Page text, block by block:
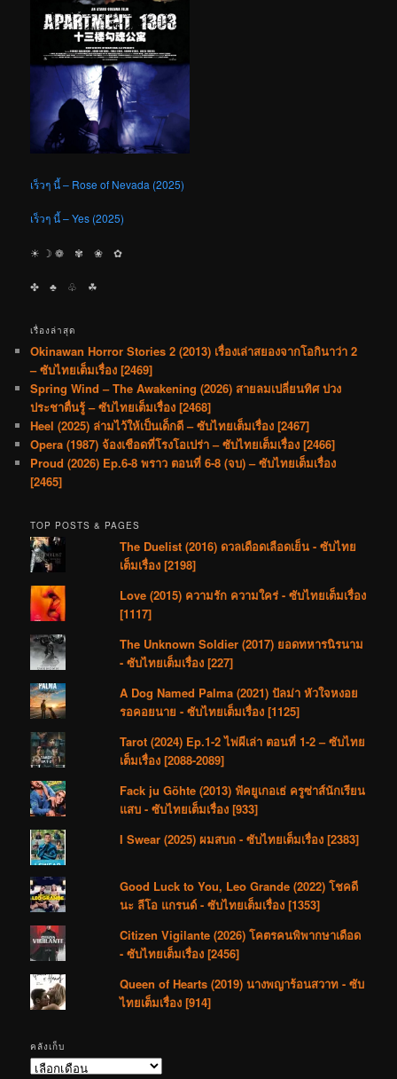
เร็วๆ นี้ – Rose of Nevada (2025)
เร็วๆ นี้ – Yes (2025)
☀︎ ☽ ❁ ✾ ❀ ✿
✤ ♣︎ ♧ ☘︎
เรื่องล่าสุด
Okinawan Horror Stories 2 (2013) เรื่องเล่าสยองจากโอกินาว่า 2
– ซับไทยเต็มเรื่อง [2469]
Spring Wind – The Awakening (2026) สายลมเปลี่ยนทิศ ปวง
ประชาตื่นรู้ – ซับไทยเต็มเรื่อง [2468]
Heel (2025) ล่ามไว้ให้เป็นเด็กดี – ซับไทยเต็มเรื่อง [2467]
Opera (1987) จ้องเชือดที่โรงโอเปร่า – ซับไทยเต็มเรื่อง [2466]
Proud (2026) Ep.6-8 พราว ตอนที่ 6-8 (จบ) – ซับไทยเต็มเรื่อง
[2465]
TOP POSTS & PAGES
The Duelist (2016) ดวลเดือดเลือดเย็น - ซับไทย
เต็มเรื่อง [2198]
Love (2015) ความรัก ความใคร่ - ซับไทยเต็มเรื่อง
[1117]
The Unknown Soldier (2017) ยอดทหารนิรนาม
- ซับไทยเต็มเรื่อง [227]
A Dog Named Palma (2021) ปัลม่า หัวใจหงอย
รอคอยนาย - ซับไทยเต็มเรื่อง [1125]
Tarot (2024) Ep.1-2 ไพ่ผีเล่า ตอนที่ 1-2 – ซับไทย
เต็มเรื่อง [2088-2089]
Fack ju Göhte (2013) ฟัคยูเกอเธ่ ครูซ่าส์นักเรียน
แสบ - ซับไทยเต็มเรื่อง [933]
I Swear (2025) ผมสบถ - ซับไทยเต็มเรื่อง [2383]
Good Luck to You, Leo Grande (2022) โชคดี
นะ ลีโอ แกรนด์ - ซับไทยเต็มเรื่อง [1353]
Citizen Vigilante (2026) โคตรคนพิพากษาเดือด
- ซับไทยเต็มเรื่อง [2456]
Queen of Hearts (2019) นางพญาร้อนสวาท - ซับ
ไทยเต็มเรื่อง [914]
คลังเก็บ
คลัง